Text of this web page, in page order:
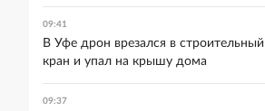
09:41
В Уфе дрон врезался в строительный
кран и упал на крышу дома
09:37